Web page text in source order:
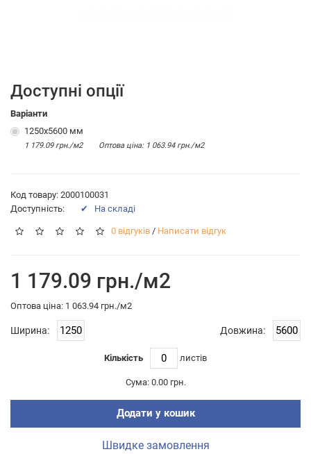
Доступні опції
Варіанти
1250x5600 мм
1 179.09 грн./м2 Оптова цiна: 1 063.94 грн./м2
Код товару: 2000100031
Доступність:
✔ На складі
0 відгуків / Написати відгук
1 179.09 грн./м2
Оптова цiна: 1 063.94 грн./м2
Ширина: Довжина:
Кількість листiв
Сума: 0.00 грн.
Додати у кошик
Швидке замовлення